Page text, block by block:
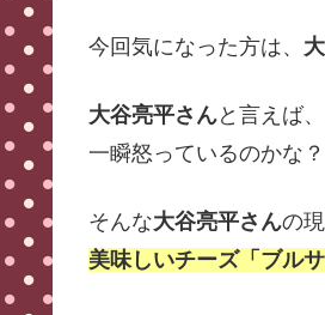
今回気になった方は、
大谷亮平さんと言えば
一瞬怒っているのかな
そんな大谷亮平さんの
美味しいチーズ「ブルサ